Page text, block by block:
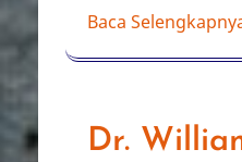
Baca
Dr.